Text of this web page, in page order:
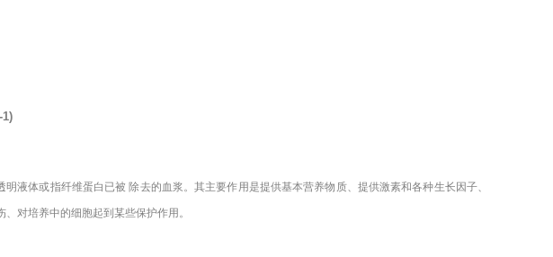
1)
液体或指纤维蛋白已被 除去的血浆。其主要作用是提供基本营养物质、提供激素和各种生长因子、
对培养中的细胞起到某些保护作用。